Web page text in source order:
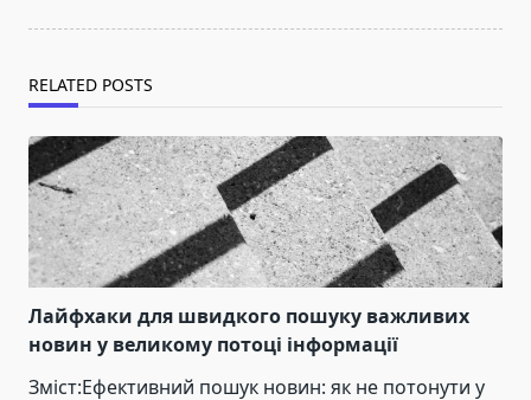
RELATED POSTS
Лайфхаки для швидкого пошуку важливих
новин у великому потоці інформації
Зміст:Ефективний пошук новин: як не потонути у